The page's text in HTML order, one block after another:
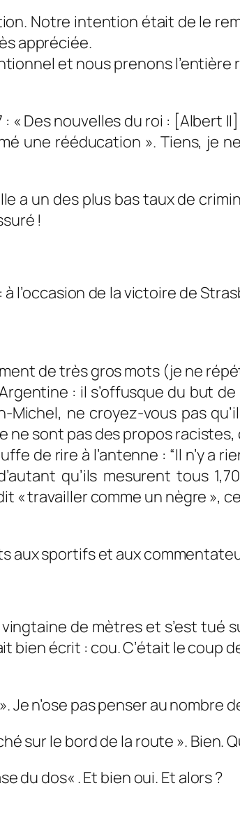
Notre intention était de le
appréciée.
et nous prenons l’entière
: « Des nouvelles du roi : [Albert
une rééducation ». Tiens, je
a un des plus bas taux de
!
l’occasion de la victoire de
de très gros mots (je ne
: il s’offusque du but
Michel, ne croyez-vous pas
ne sont pas des propos
de rire à l’antenne : “Il n’y a
qu’ils mesurent tous
« travailler comme un nègre »,
aux sportifs et aux
de mètres et s’est tué
bien écrit : cou. C’était le coup
. Je n’ose pas penser au nombre
sur le bord de la route ». Bien.
du dos« . Et bien oui. Et alors ?